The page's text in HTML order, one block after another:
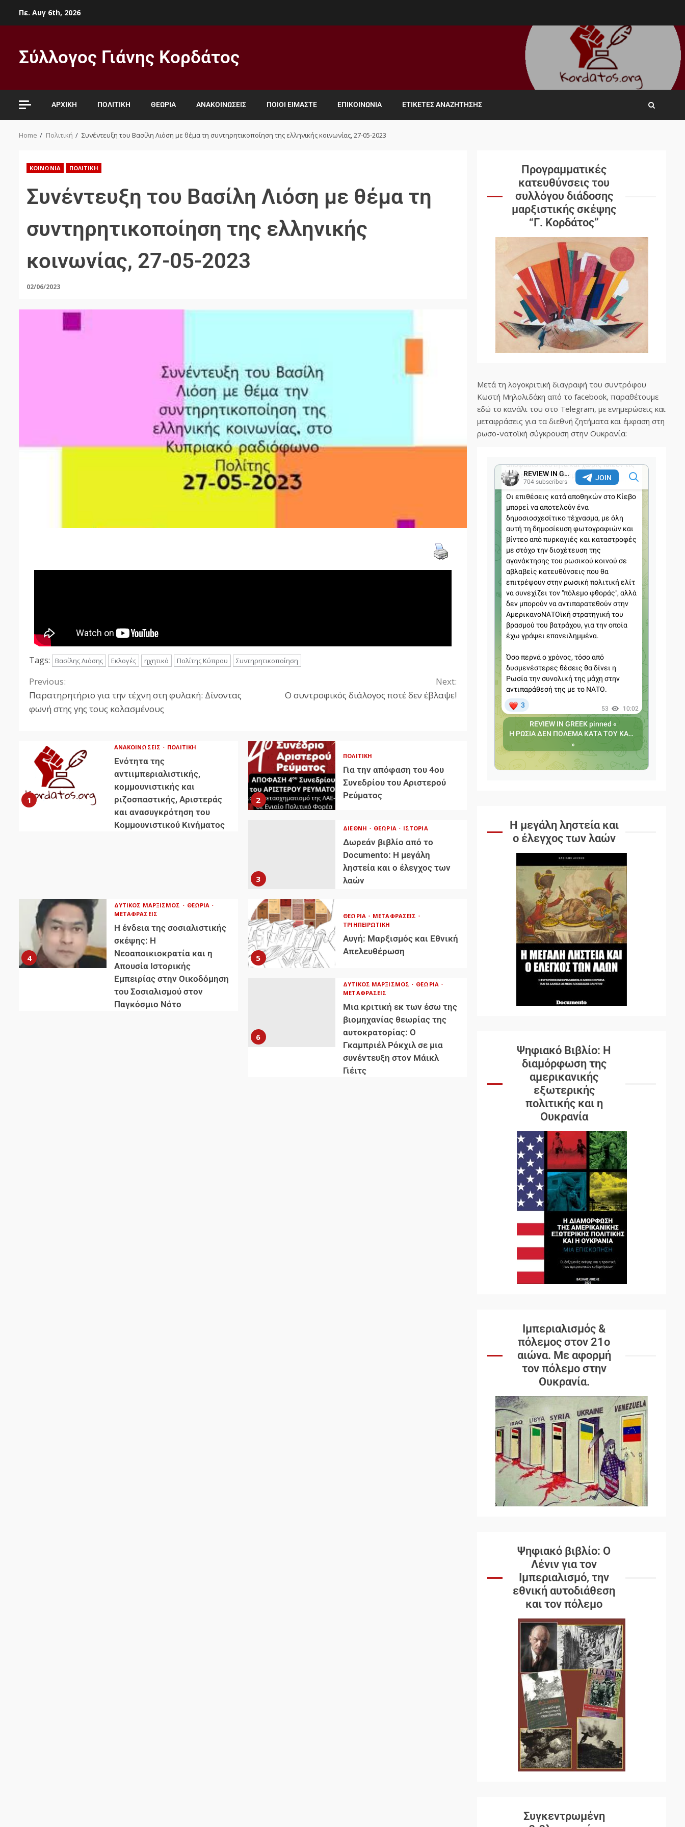
Πε. Αυγ 6th, 2026
Σύλλογος Γιάνης Κορδάτος
ΑΡΧΙΚΉ ΠΟΛΙΤΙΚΉ ΘΕΩΡΊΑ ΑΝΑΚΟΙΝΏΣΕΙΣ ΠΟΙΟΙ ΕΊΜΑΣΤΕ ΕΠΙΚΟΙΝΩΝΊΑ ΕΤΙΚΈΤΕΣ ΑΝΑΖΉΤΗΣΗΣ
Home Πολιτική Συνέντευξη του Βασίλη Λιόση με θέμα τη συντηρητικοποίηση της ελληνικής κοινωνίας, 27-05-2023
ΚΟΙΝΩΝΊΑ ΠΟΛΙΤΙΚΉ
Συνέντευξη του Βασίλη Λιόση με θέμα τη
συντηρητικοποίηση της ελληνικής
κοινωνίας, 27-05-2023
02/06/2023
Tags: Βασίλης Λιόσης Εκλογές ηχητικό Πολίτης Κύπρου Συντηρητικοποίηση
Previous:
Παρατηρητήριο για την τέχνη στη φυλακή: Δίνοντας
φωνή στης γης τους κολασμένους
Next:
Ο συντροφικός διάλογος ποτέ δεν έβλαψε!
1
ΑΝΑΚΟΙΝΏΣΕΙΣ ΠΟΛΙΤΙΚΉ
Ενότητα της
αντιιμπεριαλιστικής,
κομμουνιστικής και
ριζοσπαστικής, Αριστεράς
και ανασυγκρότηση του
Κομμουνιστικού Κινήματος
2
ΠΟΛΙΤΙΚΉ
Για την απόφαση του 4ου
Συνεδρίου του Αριστερού
Ρεύματος
3
ΔΙΕΘΝΉ ΘΕΩΡΊΑ ΙΣΤΟΡΊΑ
Δωρεάν βιβλίο από το
Documento: Η μεγάλη
ληστεία και ο έλεγχος των
λαών
4
ΔΥΤΙΚΌΣ ΜΑΡΞΙΣΜΌΣ
ΘΕΩΡΊΑ
ΜΕΤΑΦΡΆΣΕΙΣ
Η ένδεια της σοσιαλιστικής
σκέψης: Η
Νεοαποικιοκρατία και η
Απουσία Ιστορικής
Εμπειρίας στην Οικοδόμηση
του Σοσιαλισμού στον
Παγκόσμιο Νότο
5
ΘΕΩΡΊΑ
ΜΕΤΑΦΡΆΣΕΙΣ
ΤΡΙΗΠΕΙΡΩΤΙΚΉ
Αυγή: Μαρξισμός και Εθνική
Απελευθέρωση
6
ΔΥΤΙΚΌΣ ΜΑΡΞΙΣΜΌΣ
ΘΕΩΡΊΑ
ΜΕΤΑΦΡΆΣΕΙΣ
Μια κριτική εκ των έσω της
βιομηχανίας θεωρίας της
αυτοκρατορίας: Ο
Γκαμπριέλ Ρόκχιλ σε μια
συνέντευξη στον Μάικλ
Γιέιτς
Προγραμματικές
κατευθύνσεις του
συλλόγου διάδοσης
μαρξιστικής σκέψης
“Γ. Κορδάτος”
Μετά τη λογοκριτική διαγραφή του συντρόφου
Κωστή Μηλολιδάκη από το facebook, παραθέτουμε
εδώ το κανάλι του στο Telegram, με ενημερώσεις και
μεταφράσεις για τα διεθνή ζητήματα και έμφαση στη
ρωσο-νατοϊκή σύγκρουση στην Ουκρανία:
Η μεγάλη ληστεία και
ο έλεγχος των λαών
Ψηφιακό Βιβλίο: Η
διαμόρφωση της
αμερικανικής
εξωτερικής
πολιτικής και η
Ουκρανία
Ιμπεριαλισμός &
πόλεμος στον 21ο
αιώνα. Mε αφορμή
τον πόλεμο στην
Ουκρανία.
Ψηφιακό βιβλίο: Ο
Λένιν για τον
Ιμπεριαλισμό, την
εθνική αυτοδιάθεση
και τον πόλεμο
Συγκεντρωμένη